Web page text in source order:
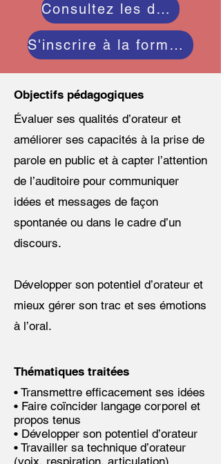
Consultez les dates
S'inscrire à la formation
Objectifs pédagogiques
Évaluer ses qualités d’orateur et
améliorer ses capacités à la prise de
parole en public et à capter l’attention
de l’auditoire pour communiquer
idées et messages de façon
spontanée ou dans le cadre d’un
discours.
Développer son potentiel d’orateur et
mieux gérer son trac et ses émotions
à l’oral.
Thématiques traitées
• Transmettre efficacement ses idées
• Faire coïncider langage corporel et
propos tenus
• Développer son potentiel d’orateur
• Travailler sa technique d’orateur
(voix, respiration, articulation)